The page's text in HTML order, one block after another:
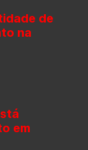
de
na
em